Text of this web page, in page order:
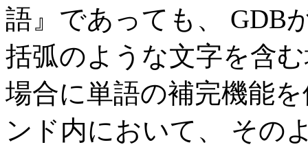
語』であっても、 GDB
括弧のような文字を含
場合に単語の補完機能
ンド内において、 その